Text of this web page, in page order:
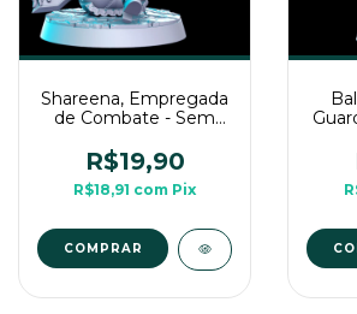
Shareena, Empregada
de Combate - Sem
Para Rpg de Mesa
R$19,90
R$18,91 com Pix
COMPRAR